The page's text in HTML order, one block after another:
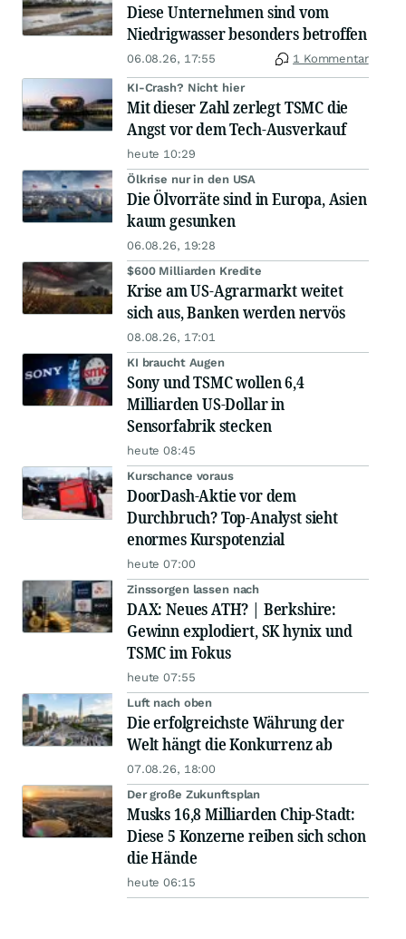
Diese Unternehmen sind vom
Niedrigwasser besonders betroffen
06.08.26, 17:55 1 Kommentar
KI-Crash? Nicht hier
Mit dieser Zahl zerlegt TSMC die
Angst vor dem Tech-Ausverkauf
heute 10:29
Ölkrise nur in den USA
Die Ölvorräte sind in Europa, Asien
kaum gesunken
06.08.26, 19:28
$600 Milliarden Kredite
Krise am US-Agrarmarkt weitet
sich aus, Banken werden nervös
08.08.26, 17:01
KI braucht Augen
Sony und TSMC wollen 6,4
Milliarden US-Dollar in
Sensorfabrik stecken
heute 08:45
Kurschance voraus
DoorDash-Aktie vor dem
Durchbruch? Top-Analyst sieht
enormes Kurspotenzial
heute 07:00
Zinssorgen lassen nach
DAX: Neues ATH? | Berkshire:
Gewinn explodiert, SK hynix und
TSMC im Fokus
heute 07:55
Luft nach oben
Die erfolgreichste Währung der
Welt hängt die Konkurrenz ab
07.08.26, 18:00
Der große Zukunftsplan
Musks 16,8 Milliarden Chip-Stadt:
Diese 5 Konzerne reiben sich schon
die Hände
heute 06:15